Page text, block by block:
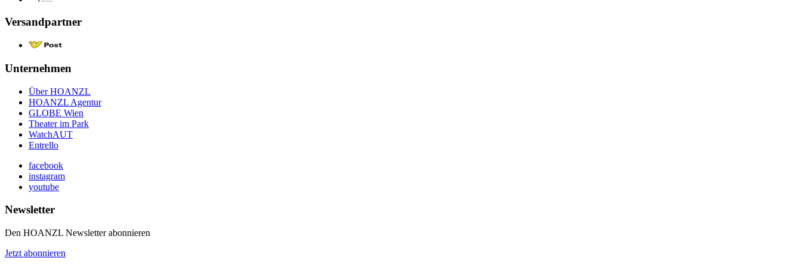
Versandpartner
Unternehmen
Über HOANZL
HOANZL Agentur
GLOBE Wien
Theater im Park
WatchAUT
Entrello
facebook
instagram
youtube
Newsletter
Den HOANZL Newsletter abonnieren
Jetzt abonnieren